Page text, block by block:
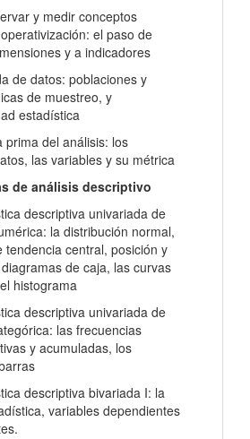
y medir conceptos
el paso de
y a indicadores
de datos: poblaciones y
de muestreo, y
estadística
prima del análisis: los
las variables y su métrica
de análisis descriptivo
descriptiva univariada de
la distribución normal,
tendencia central, posición y
de caja, las curvas
histograma
descriptiva univariada de
las frecuencias
y acumuladas, los
descriptiva bivariada I: la
variables dependientes